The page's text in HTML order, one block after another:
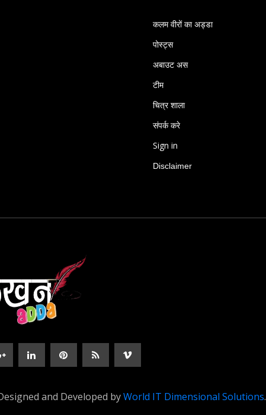
कलम वीरों का अड्डा
पोस्ट्स
अबाउट अस
टीम
चित्र शाला
संपर्क करे
Sign in
Disclaimer
and Developed byWorld IT Dimensional Solutions.